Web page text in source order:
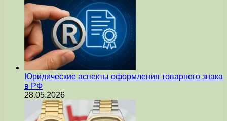
Юридические аспекты оформления товарного знака
в РФ
28.05.2026